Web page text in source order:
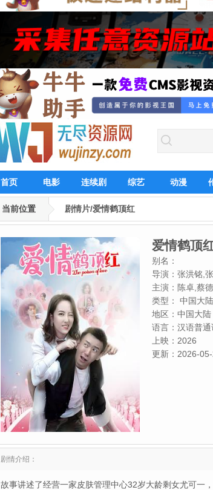
首页 电影 连续剧 综艺 动漫
当前位置 剧情片/爱情鹤顶红
爱情鹤顶
别名：
导演： 张洪铭,
主演： 陈卓,蔡
类型：
中国大
地区： 中国大陆
语言： 汉语普通
上映： 2026
更新： 2026-
剧情介绍：
故事讲述了经营一家皮肤管理中心32岁大龄剩女尤可一